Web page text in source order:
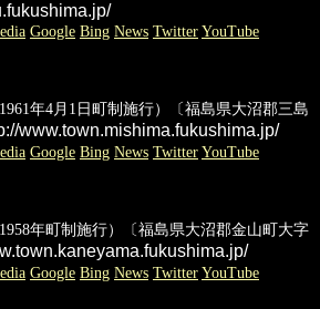
Google Bing News Twitter YouTube
1961年4月1日町制施行）〔福島県大沼郡三島
www.town.mishima.fukushima.jp/
Google Bing News Twitter YouTube
1958年町制施行）〔福島県大沼郡金山町大字
Google Bing News Twitter YouTube